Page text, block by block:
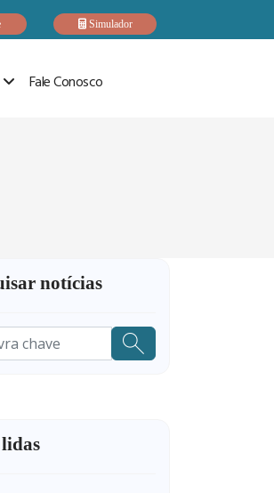
Simulador
Fale Conosco
notícias